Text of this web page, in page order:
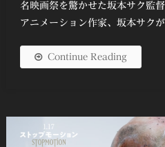
名映画祭を驚かせた坂本サク監
アニメーション作家、坂本サク
Continue Reading